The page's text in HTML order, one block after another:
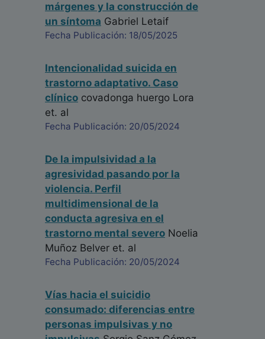
márgenes y la construcción de
un síntoma Gabriel Letaif
Fecha Publicación: 18/05/2025
Intencionalidad suicida en
trastorno adaptativo. Caso
clínico covadonga huergo Lora
et. al
Fecha Publicación: 20/05/2024
De la impulsividad a la
agresividad pasando por la
violencia. Perfil
multidimensional de la
conducta agresiva en el
trastorno mental severo Noelia
Muñoz Belver et. al
Fecha Publicación: 20/05/2024
Vías hacia el suicidio
consumado: diferencias entre
personas impulsivas y no